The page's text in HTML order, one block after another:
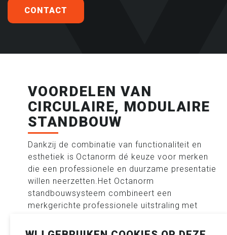
CONTACT
VOORDELEN VAN
CIRCULAIRE, MODULAIRE
STANDBOUW
Dankzij de combinatie van functionaliteit en
esthetiek is Octanorm dé keuze voor merken
die een professionele en duurzame presentatie
willen neerzetten.Het Octanorm
standbouwsysteem combineert een
merkgerichte professionele uitstraling met
zoekt naar een herbruikbare beursstand met